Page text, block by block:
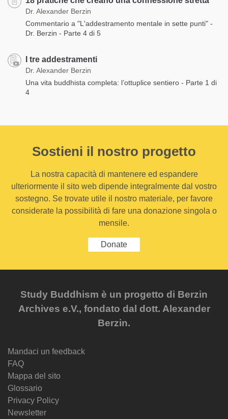
Dr. Alexander Berzin
Commentario a "L'addestramento mentale in sette punti" -
Dr. Berzin - Parte 4 di 5
I tre addestramenti
Dr. Alexander Berzin
Una vita buddhista completa: l’ottuplice sentiero - Parte 1 di
4
Sostieni il nostro progetto
La nostra capacità di mantenere ed espandere
ulteriormente il sito web dipende integralmente dal vostro
sostegno. Se trovate utile il nostro materiale, per favore
considerate la possibilità di fare una donazione singola o
mensile.
Donate
Study Buddhism è un progetto di Berzin
Archives e.V., fondato dal dott. Alexander
Berzin.
Mandaci un feedback
FAQ
Mappa del sito
Glossario
Privacy Policy
Newsletter